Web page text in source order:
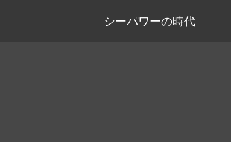
シーパワーの時代